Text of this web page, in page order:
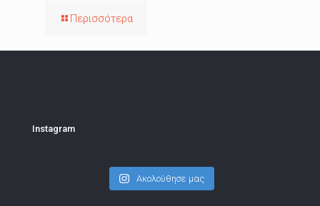
Περισσότερα
Instagram
Ακολούθησε μας